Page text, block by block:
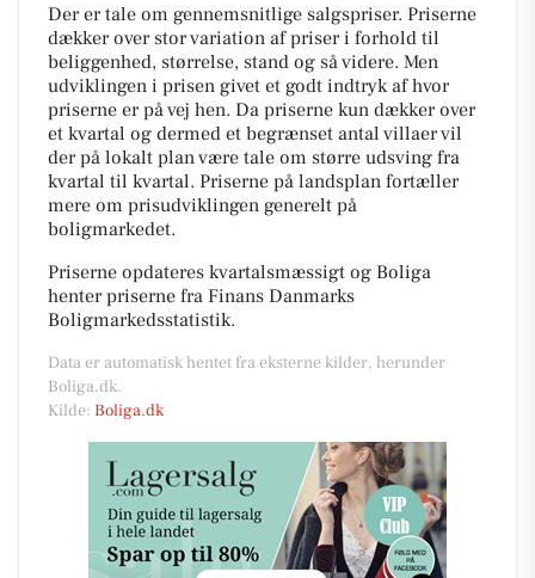
Der er tale om gennemsnitlige salgspriser. Priserne
dækker over stor variation af priser i forhold til
beliggenhed, størrelse, stand og så videre. Men
udviklingen i prisen givet et godt indtryk af hvor
priserne er på vej hen. Da priserne kun dækker over
et kvartal og dermed et begrænset antal villaer vil
der på lokalt plan være tale om større udsving fra
kvartal til kvartal. Priserne på landsplan fortæller
mere om prisudviklingen generelt på
boligmarkedet.
Priserne opdateres kvartalsmæssigt og Boliga
henter priserne fra Finans Danmarks
Boligmarkedsstatistik.
Data er automatisk hentet fra eksterne kilder, herunder
Boliga.dk.
Kilde: Boliga.dk